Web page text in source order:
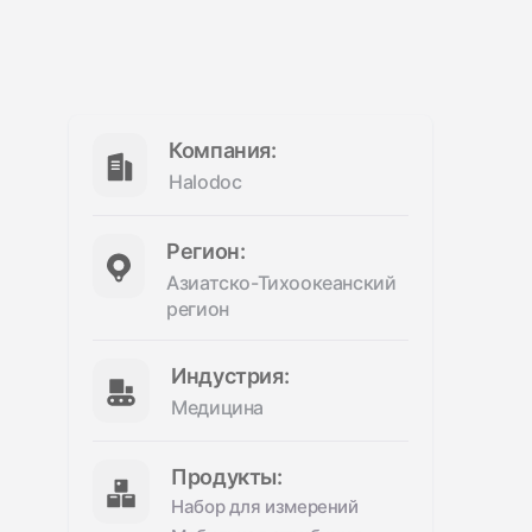
Компания:
Halodoc
Регион:
Азиатско-Тихоокеанский
регион
Индустрия:
Медицина
Продукты:
Набор для измерений